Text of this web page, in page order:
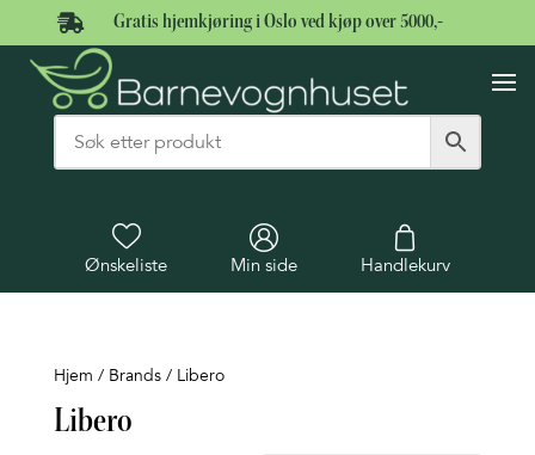
 Gratis hjemkjøring i Oslo ved kjøp over 5000,-
Ønskeliste Min side Handlekurv
Hjem / Brands / Libero
Libero